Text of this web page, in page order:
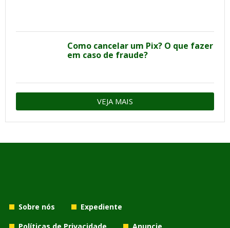
Como cancelar um Pix? O que fazer
em caso de fraude?
VEJA MAIS
Sobre nós
Expediente